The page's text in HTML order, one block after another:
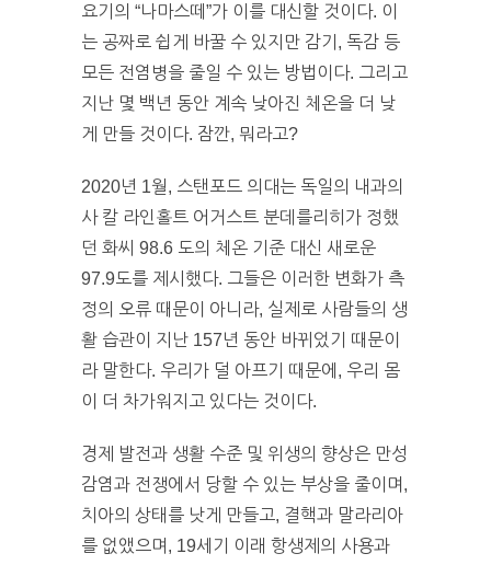
요기의 “나마스떼”가 이를 대신할 것이다. 이
는 공짜로 쉽게 바꿀 수 있지만 감기, 독감 등
모든 전염병을 줄일 수 있는 방법이다. 그리고
지난 몇 백년 동안 계속 낮아진 체온을 더 낮
게 만들 것이다. 잠깐, 뭐라고?
2020년 1월, 스탠포드 의대는 독일의 내과의
사 칼 라인홀트 어거스트 분데를리히가 정했
던 화씨 98.6 도의 체온 기준 대신 새로운
97.9도를 제시했다. 그들은 이러한 변화가 측
정의 오류 때문이 아니라, 실제로 사람들의 생
활 습관이 지난 157년 동안 바뀌었기 때문이
라 말한다. 우리가 덜 아프기 때문에, 우리 몸
이 더 차가워지고 있다는 것이다.
경제 발전과 생활 수준 및 위생의 향상은 만성
감염과 전쟁에서 당할 수 있는 부상을 줄이며,
치아의 상태를 낫게 만들고, 결핵과 말라리아
를 없앴으며, 19세기 이래 항생제의 사용과